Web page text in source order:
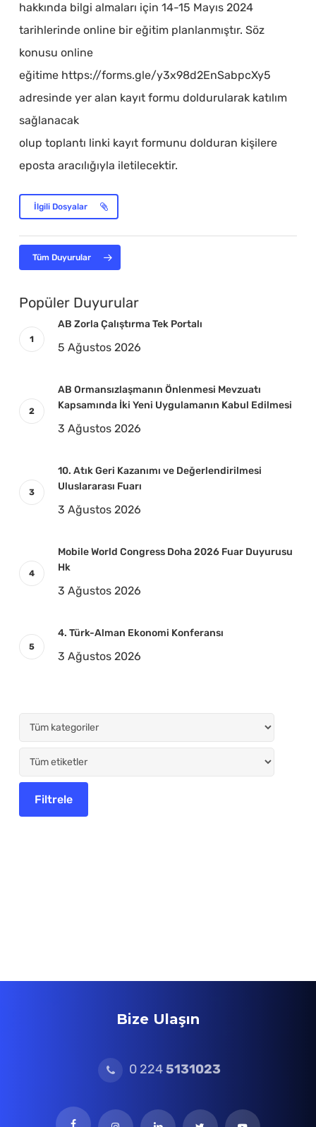
hakkında bilgi almaları için 14-15 Mayıs 2024
tarihlerinde online bir eğitim planlanmıştır. Söz
konusu online
eğitime https://forms.gle/y3x98d2EnSabpcXy5
adresinde yer alan kayıt formu doldurularak katılım
sağlanacak
olup toplantı linki kayıt formunu dolduran kişilere
eposta aracılığıyla iletilecektir.
İlgili Dosyalar
Tüm Duyurular
Popüler Duyurular
AB Zorla Çalıştırma Tek Portalı
5 Ağustos 2026
AB Ormansızlaşmanın Önlenmesi Mevzuatı
Kapsamında İki Yeni Uygulamanın Kabul Edilmesi
3 Ağustos 2026
10. Atık Geri Kazanımı ve Değerlendirilmesi
Uluslararası Fuarı
3 Ağustos 2026
Mobile World Congress Doha 2026 Fuar Duyurusu
Hk
3 Ağustos 2026
4. Türk-Alman Ekonomi Konferansı
3 Ağustos 2026
Bize Ulaşın
0 2245131023